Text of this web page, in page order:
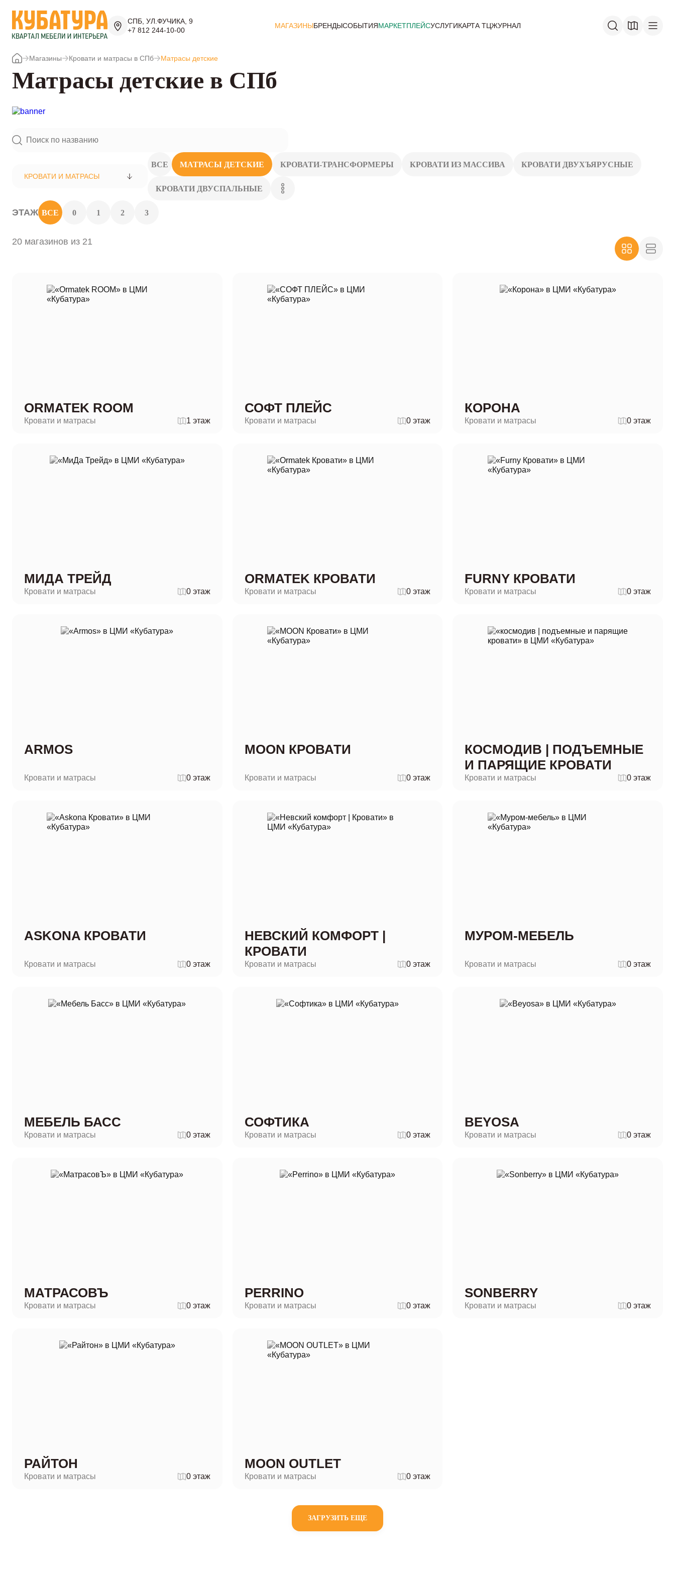
СПБ, УЛ.ФУЧИКА, 9
+7 812 244-10-00
МАГАЗИНЫБРЕНДЫСОБЫТИЯМАРКЕТПЛЕЙСУСЛУГИКАРТА ТЦЖУРНАЛ
Магазины Кровати и матрасы в СПб Матрасы детские
Матрасы детские в СПб
КРОВАТИ И МАТРАСЫ
ВСЕ МАТРАСЫ ДЕТСКИЕ КРОВАТИ-ТРАНСФОРМЕРЫ КРОВАТИ ИЗ МАССИВА КРОВАТИ ДВУХЪЯРУСНЫЕ
КРОВАТИ ДВУСПАЛЬНЫЕ
ЭТАЖ ВСЕ 0 1 2 3
20 магазинов из 21
ORMATEK ROOM
Кровати и матрасы 1 этаж
СОФТ ПЛЕЙС
Кровати и матрасы 0 этаж
КОРОНА
Кровати и матрасы 0 этаж
МИДА ТРЕЙД
Кровати и матрасы 0 этаж
ORMATEK КРОВАТИ
Кровати и матрасы 0 этаж
FURNY КРОВАТИ
Кровати и матрасы 0 этаж
ARMOS
Кровати и матрасы 0 этаж
MOON КРОВАТИ
Кровати и матрасы 0 этаж
КОСМОДИВ | ПОДЪЕМНЫЕ
И ПАРЯЩИЕ КРОВАТИ
Кровати и матрасы 0 этаж
ASKONA КРОВАТИ
Кровати и матрасы 0 этаж
НЕВСКИЙ КОМФОРТ |
КРОВАТИ
Кровати и матрасы 0 этаж
МУРОМ-МЕБЕЛЬ
Кровати и матрасы 0 этаж
МЕБЕЛЬ БАСС
Кровати и матрасы 0 этаж
СОФТИКА
Кровати и матрасы 0 этаж
BEYOSA
Кровати и матрасы 0 этаж
МАТРАСОВЪ
Кровати и матрасы 0 этаж
PERRINO
Кровати и матрасы 0 этаж
SONBERRY
Кровати и матрасы 0 этаж
РАЙТОН
Кровати и матрасы 0 этаж
MOON OUTLET
Кровати и матрасы 0 этаж
ЗАГРУЗИТЬ ЕЩЕ